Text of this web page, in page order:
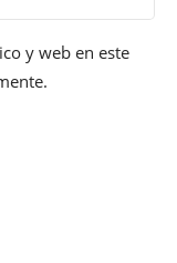
y web en este